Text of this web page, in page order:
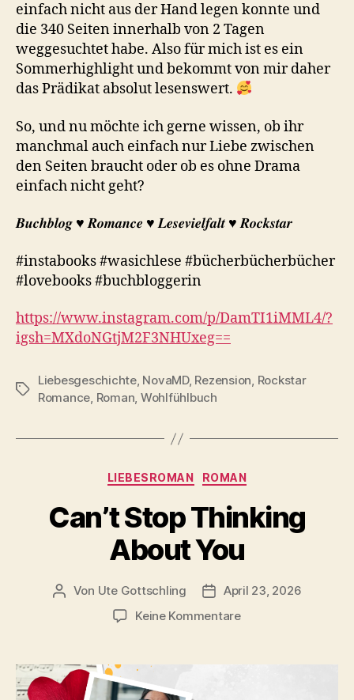
einfach nicht aus der Hand legen konnte und
die 340 Seiten innerhalb von 2 Tagen
weggesuchtet habe. Also für mich ist es ein
Sommerhighlight und bekommt von mir daher
das Prädikat absolut lesenswert.
So, und nu möchte ich gerne wissen, ob ihr
manchmal auch einfach nur Liebe zwischen
den Seiten braucht oder ob es ohne Drama
einfach nicht geht?
𝑩𝒖𝒄𝒉𝒃𝒍𝒐𝒈 ♥︎ 𝑹𝒐𝒎𝒂𝒏𝒄𝒆 ♥︎ 𝑳𝒆𝒔𝒆𝒗𝒊𝒆𝒍𝒇𝒂𝒍𝒕 ♥︎ 𝑹𝒐𝒄𝒌𝒔𝒕𝒂𝒓
#instabooks #wasichlese #bücherbücherbücher
#lovebooks #buchbloggerin
https://www.instagram.com/p/DamTI1iMML4/?
igsh=MXdoNGtjM2F3NHUxeg==
Schlagwörter
Liebesgeschichte, NovaMD, Rezension, Rockstar
Romance, Roman, Wohlfühlbuch
Kategorien
LIEBESROMAN ROMAN
Can’t Stop Thinking
About You
Beitragsautor
Von Ute Gottschling Veröffentlichungsdatum
April 23, 2026
Keine Kommentarezu